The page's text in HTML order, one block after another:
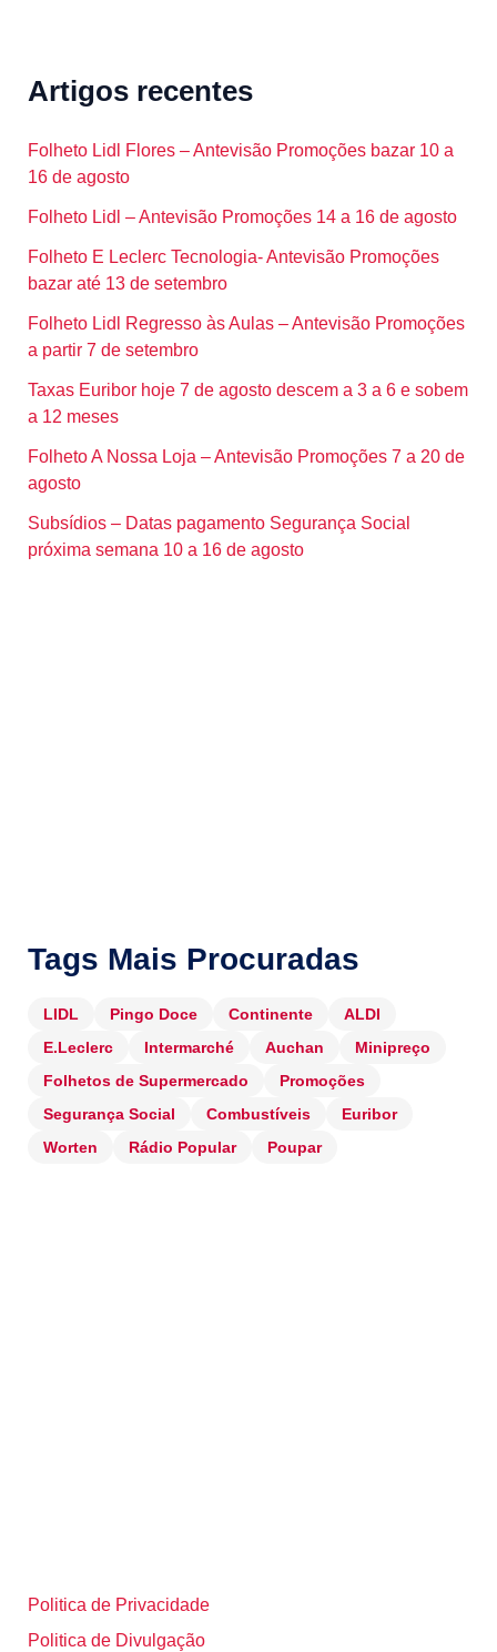
Artigos recentes
Folheto Lidl Flores – Antevisão Promoções bazar 10 a
16 de agosto
Folheto Lidl – Antevisão Promoções 14 a 16 de agosto
Folheto E Leclerc Tecnologia- Antevisão Promoções
bazar até 13 de setembro
Folheto Lidl Regresso às Aulas – Antevisão Promoções
a partir 7 de setembro
Taxas Euribor hoje 7 de agosto descem a 3 a 6 e sobem
a 12 meses
Folheto A Nossa Loja – Antevisão Promoções 7 a 20 de
agosto
Subsídios – Datas pagamento Segurança Social
próxima semana 10 a 16 de agosto
Tags Mais Procuradas
LIDL Pingo Doce Continente
ALDI
E.Leclerc
Intermarché Auchan
Minipreço
Folhetos de Supermercado
Promoções
Segurança Social
Combustíveis
Euribor
Worten
Rádio Popular Poupar
Politica de Privacidade
Politica de Divulgação